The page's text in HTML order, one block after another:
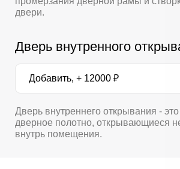
двери.
Дверь внутренного
Добавить, + 12000 ₽
Дверь внутреннего открывания -
дверное полотно, открывающиеся
внутрь помещения.